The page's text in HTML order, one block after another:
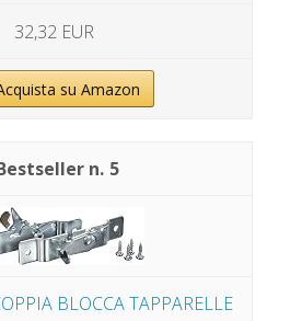
32,32 EUR
su Amazon
5
BLOCCA TAPPARELLE